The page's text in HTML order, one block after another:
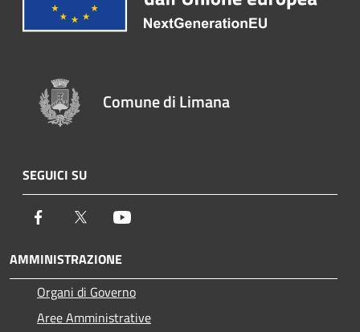
Comune di Limana
SEGUICI SU
Facebook Twitter
AMMINISTRAZIONE
Organi di Governo
Aree Amministrative